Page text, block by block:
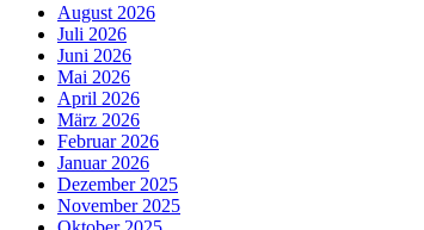
August 2026
Juli 2026
Juni 2026
Mai 2026
April 2026
März 2026
Februar 2026
Januar 2026
Dezember 2025
November 2025